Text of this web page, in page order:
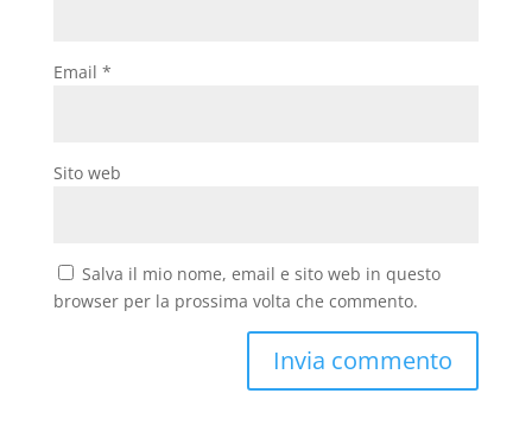
Email *
Sito web
Salva il mio nome, email e sito web in questo
browser per la prossima volta che commento.